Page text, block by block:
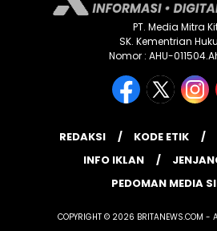
PT. Media Mitra
SK. Kementrian
Nomor : AHU-
REDAKSI KODE ETIK
INFO IKLAN
PEDOMAN MEDIA
COPYRIGHT © 2026 BRITANEWS.COM -